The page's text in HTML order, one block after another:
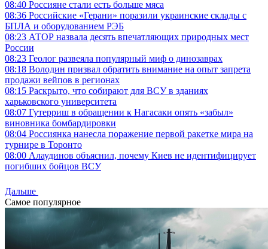
08:40 Россияне стали есть больше мяса
08:36 Российские «Герани» поразили украинские склады с
БПЛА и оборудованием РЭБ
08:23 АТОР назвала десять впечатляющих природных мест
России
08:23 Геолог развеяла популярный миф о динозаврах
08:18 Володин призвал обратить внимание на опыт запрета
продажи вейпов в регионах
08:15 Раскрыто, что собирают для ВСУ в зданиях
харьковского университета
08:07 Гутерриш в обращении к Нагасаки опять «забыл»
виновника бомбардировки
08:04 Россиянка нанесла поражение первой ракетке мира на
турнире в Торонто
08:00 Алаудинов объяснил, почему Киев не идентифицирует
погибших бойцов ВСУ
Дальше
Самое популярное